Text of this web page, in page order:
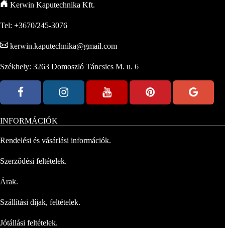
Kerwin Kaputechnika Kft.
Tel: +3670/245-3076
kerwin.kaputechnika@gmail.com
Székhely: 3263 Domoszló Táncsics M. u. 6
INFORMÁCIÓK
Rendelési és vásárlási információk.
Szerződési feltételek.
Árak.
Szállítási díjak, feltételek.
Jótállási feltételek.